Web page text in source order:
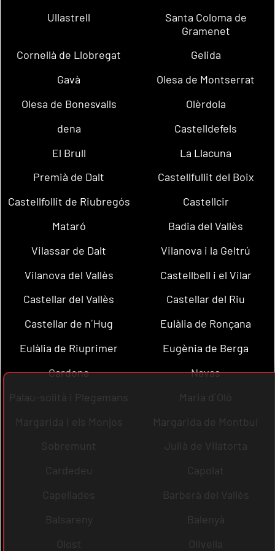
Ullastrell
Santa Coloma de
Gramenet
Cornellà de Llobregat
Gelida
Gavà
Olesa de Montserrat
Olesa de Bonesvalls
Olèrdola
dena
Castelldefels
El Brull
La Llacuna
Premià de Dalt
Castellfullit del Boix
Castellfollit de Riubregós
Castellcir
Mataró
Badia del Vallès
Vilassar de Dalt
Vilanova i la Geltrú
Vilanova del Vallès
Castellbell i el Vilar
Castellar del Vallès
Castellar del Riu
Castellar de n´Hug
Eulàlia de Ronçana
Eulàlia de Riuprimer
Eugènia de Berga
Cardona
Navas
Palau-solità i Plegamans
Maria d´Oló
Margarida i els Monjos
Margarida de Montbui
Sobremunt
Julià de Vilatorta
Cardedeu
Capolat
Capellades
Barberà del Vallès
Balsareny
Balenyà
Olost
Olivella